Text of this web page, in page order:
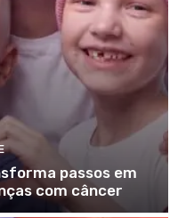
passos em
com câncer